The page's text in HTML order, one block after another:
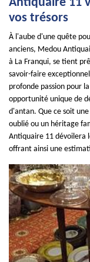
vos trésors
À l'aube d'une quête
anciens, Medou
à La Franqui, se tient
savoir-faire
profonde passion pour
opportunité unique de
d'antan. Que ce soit
oublié ou un héritage
Antiquaire 11 dévoilera
offrant ainsi une